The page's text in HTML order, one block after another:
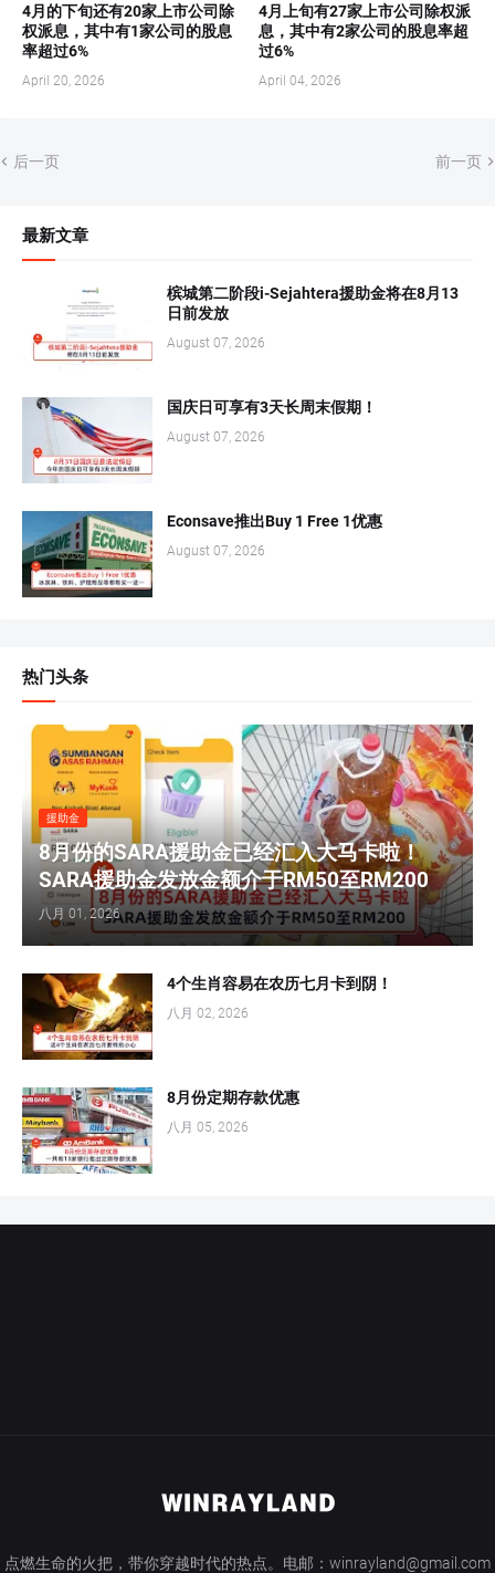
4月的下旬还有20家上市公司除
权派息，其中有1家公司的股息
率超过6%
April 20, 2026
4月上旬有27家上市公司除权派
息，其中有2家公司的股息率超
过6%
April 04, 2026
后一页 前一页
最新文章
槟城第二阶段i-Sejahtera援助金将在8月13
日前发放
August 07, 2026
国庆日可享有3天长周末假期！
August 07, 2026
Econsave推出Buy 1 Free 1优惠
August 07, 2026
热门头条
援助金
8月份的SARA援助金已经汇入大马卡啦！
SARA援助金发放金额介于RM50至RM200
八月 01, 2026
4个生肖容易在农历七月卡到阴！
八月 02, 2026
8月份定期存款优惠
八月 05, 2026
点燃生命的火把，带你穿越时代的热点。电邮：winrayland@gmail.com